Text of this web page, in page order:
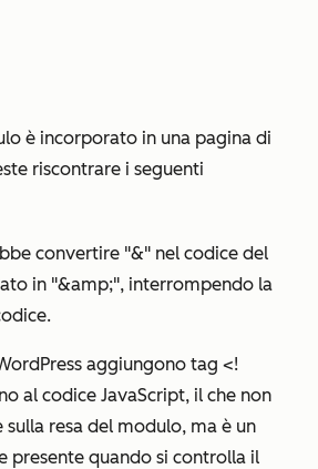
è incorporato in una pagina di
riscontrare i seguenti
convertire "&" nel codice del
in "&amp;", interrompendo la
aggiungono tag <!
al codice JavaScript, il che non
resa del modulo, ma è un
presente quando si controlla il